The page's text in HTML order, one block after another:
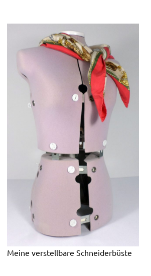
Meine verstellbare Schneiderbüste